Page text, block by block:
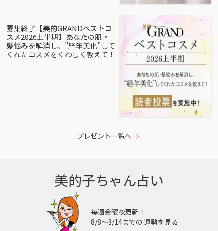
募集終了【美的GRANDベストコ
スメ2026上半期】あなたの肌・
髪悩みを解消し、”経年美化”して
くれたコスメをくわしく教えて！
プレゼント一覧へ
美的子ちゃん占い
毎週金曜夜更新！
8/8〜8/14までの 運勢を見る